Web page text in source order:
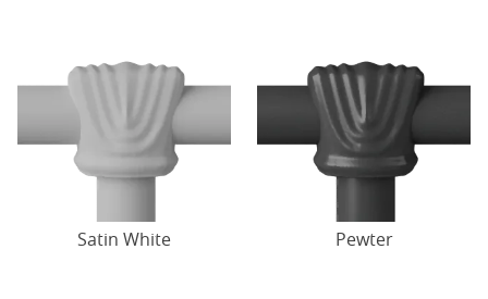
Satin White Pewter